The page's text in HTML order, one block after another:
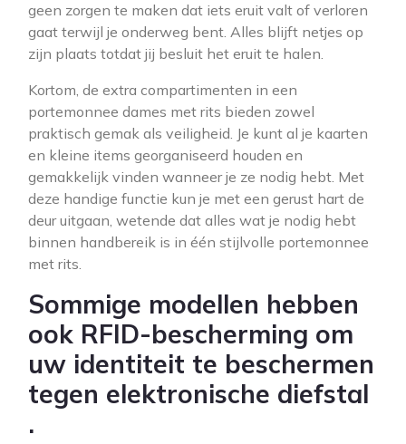
geen zorgen te maken dat iets eruit valt of verloren
gaat terwijl je onderweg bent. Alles blijft netjes op
zijn plaats totdat jij besluit het eruit te halen.
Kortom, de extra compartimenten in een
portemonnee dames met rits bieden zowel
praktisch gemak als veiligheid. Je kunt al je kaarten
en kleine items georganiseerd houden en
gemakkelijk vinden wanneer je ze nodig hebt. Met
deze handige functie kun je met een gerust hart de
deur uitgaan, wetende dat alles wat je nodig hebt
binnen handbereik is in één stijlvolle portemonnee
met rits.
Sommige modellen hebben
ook RFID-bescherming om
uw identiteit te beschermen
tegen elektronische diefstal
.